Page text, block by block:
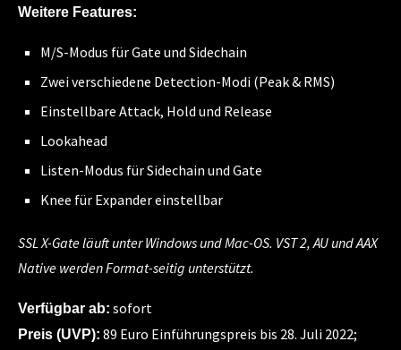
Weitere Features:
M/S-Modus für Gate und Sidechain
Zwei verschiedene Detection-Modi (Peak & RMS)
Einstellbare Attack, Hold und Release
Lookahead
Listen-Modus für Sidechain und Gate
Knee für Expander einstellbar
SSL X-Gate läuft unter Windows und Mac-OS. VST 2, AU und AAX
Native werden Format-seitig unterstützt.
Verfügbar ab: sofort
Preis (UVP): 89 Euro Einführungspreis bis 28. Juli 2022;